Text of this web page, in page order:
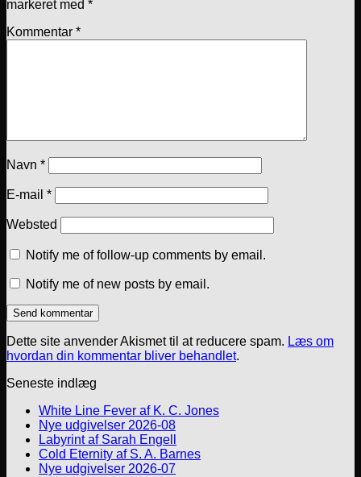
markeret med *
Kommentar *
Navn *
E-mail *
Websted
Notify me of follow-up comments by email.
Notify me of new posts by email.
Dette site anvender Akismet til at reducere spam. Læs om
hvordan din kommentar bliver behandlet.
Seneste indlæg
White Line Fever af K. C. Jones
Nye udgivelser 2026-08
Labyrint af Sarah Engell
Cold Eternity af S. A. Barnes
Nye udgivelser 2026-07